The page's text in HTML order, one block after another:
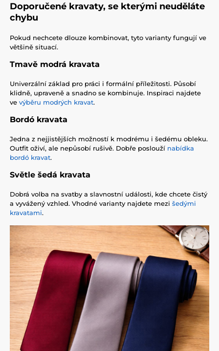
Doporučené kravaty, se kterými neuděláte
chybu
Pokud nechcete dlouze kombinovat, tyto varianty fungují ve
většině situací.
Tmavě modrá kravata
Univerzální základ pro práci i formální příležitosti. Působí
klidně, upraveně a snadno se kombinuje. Inspiraci najdete
ve výběru modrých kravat.
Bordó kravata
Jedna z nejjistějších možností k modrému i šedému obleku.
Outfit oživí, ale nepůsobí rušivě. Dobře poslouží nabídka
bordó kravat.
Světle šedá kravata
Dobrá volba na svatby a slavnostní události, kde chcete čistý
a vyvážený vzhled. Vhodné varianty najdete mezi šedými
kravatami.